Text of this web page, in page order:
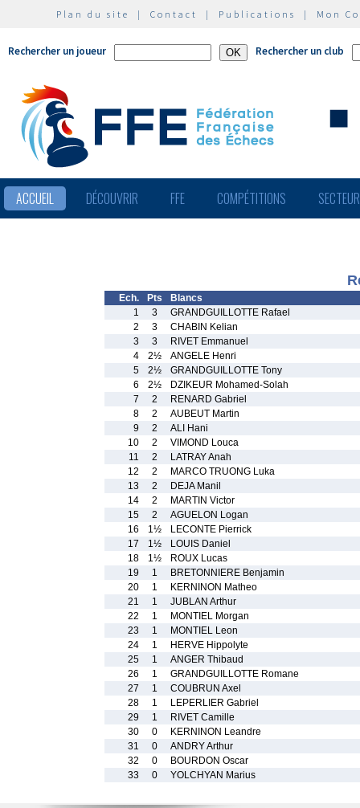
Plan du site | Contact | Publications | Mon
Rechercher un joueur Rechercher un club
ACCUEIL DÉCOUVRIR FFE COMPÉTITIONS
Ech. Pts
Blancs
1
3
GRANDGUILLOTTE Rafael
2
3
CHABIN Kelian
3
3
RIVET Emmanuel
4
2½
ANGELE Henri
5
2½
GRANDGUILLOTTE Tony
6
2½
DZIKEUR Mohamed-Solah
7
2
RENARD Gabriel
8
2
AUBEUT Martin
9
2
ALI Hani
10
2
VIMOND Louca
11
2
LATRAY Anah
12
2
MARCO TRUONG Luka
13
2
DEJA Manil
14
2
MARTIN Victor
15
2
AGUELON Logan
16
1½
LECONTE Pierrick
17
1½
LOUIS Daniel
18
1½
ROUX Lucas
19
1
BRETONNIERE Benjamin
20
1
KERNINON Matheo
21
1
JUBLAN Arthur
22
1
MONTIEL Morgan
23
1
MONTIEL Leon
24
1
HERVE Hippolyte
25
1
ANGER Thibaud
26
1
GRANDGUILLOTTE Romane
27
1
COUBRUN Axel
28
1
LEPERLIER Gabriel
29
1
RIVET Camille
30
0
KERNINON Leandre
31
0
ANDRY Arthur
32
0
BOURDON Oscar
33
0 YOLCHYAN Marius